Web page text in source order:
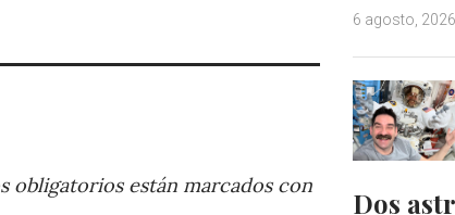
obligatorios están marcados con
6 agosto, 2026
Dos